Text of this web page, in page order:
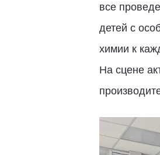
все
детей с
химии к
На сцене